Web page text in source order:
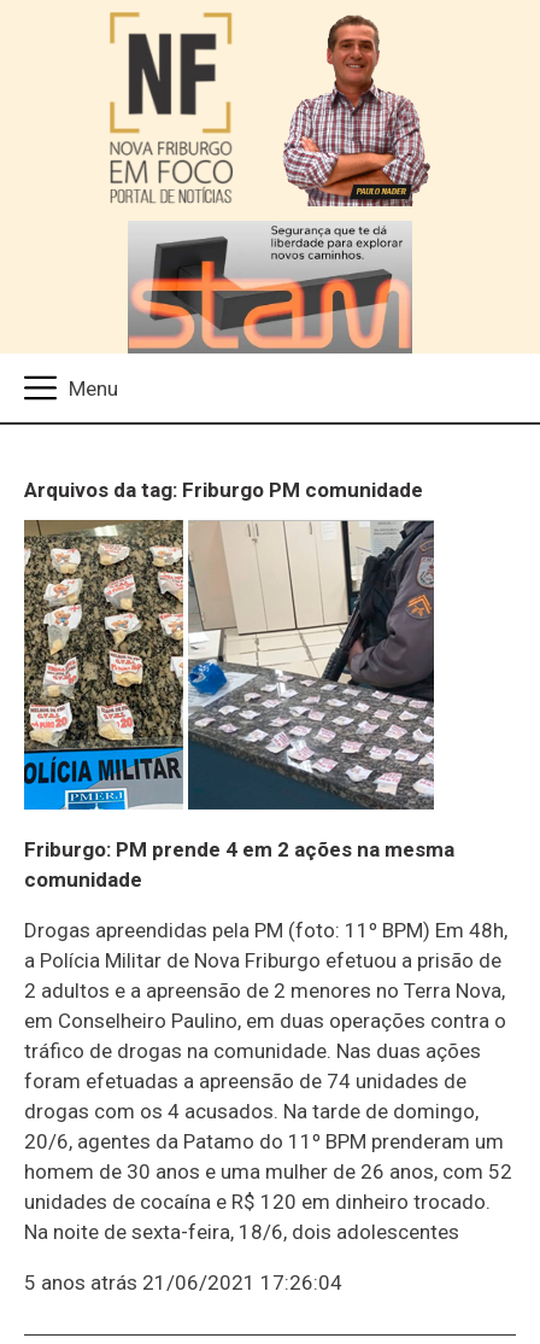
Arquivos da tag: Friburgo PM comunidade
Friburgo: PM prende 4 em 2 ações na mesma
comunidade
Drogas apreendidas pela PM (foto: 11º BPM) Em 48h,
a Polícia Militar de Nova Friburgo efetuou a prisão de
2 adultos e a apreensão de 2 menores no Terra Nova,
em Conselheiro Paulino, em duas operações contra o
tráfico de drogas na comunidade. Nas duas ações
foram efetuadas a apreensão de 74 unidades de
drogas com os 4 acusados. Na tarde de domingo,
20/6, agentes da Patamo do 11º BPM prenderam um
homem de 30 anos e uma mulher de 26 anos, com 52
unidades de cocaína e R$ 120 em dinheiro trocado.
Na noite de sexta-feira, 18/6, dois adolescentes
5 anos atrás 21/06/2021 17:26:04